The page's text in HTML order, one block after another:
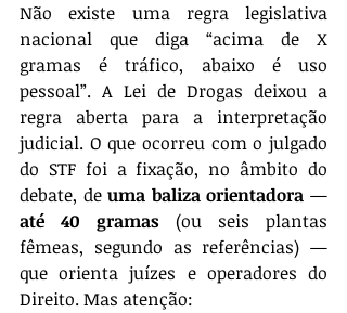
Não existe uma regra legislativa
nacional que diga “acima de X
gramas é tráfico, abaixo é uso
pessoal”. A Lei de Drogas deixou a
regra aberta para a interpretação
judicial. O que ocorreu com o julgado
do STF foi a fixação, no âmbito do
debate, de uma baliza orientadora
até 40 gramas (ou seis plantas
fêmeas, segundo as referências) —
que orienta juízes e operadores do
Direito. Mas atenção: